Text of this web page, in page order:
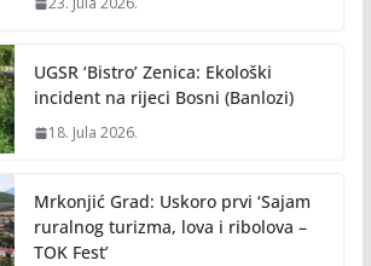
UGSR ‘Bistro’ Zenica: Ekološki
incident na rijeci Bosni (Banlozi)
18. Jula 2026.
Mrkonjić Grad: Uskoro prvi ‘Sajam
ruralnog turizma, lova i ribolova –
TOK Fest’